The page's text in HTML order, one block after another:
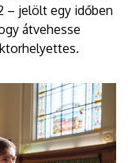
– jelölt egy időben
átvehesse